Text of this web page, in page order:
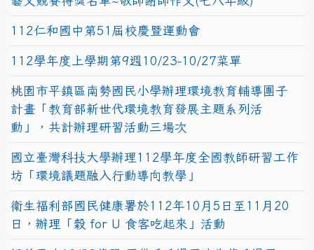
112仁和國中第51屆校慶暨運動會
112學年度上學期第9週10/23-10/27菜單
桃園市平鎮區南勢國民小學辦理環境教育輔導團子
計畫「教育部新世代環境教育發展主題系列活
動」，共計辦理研習活動三場次
國立臺灣科技大學辦理112學年度全國教師研習工作
坊「環境議題融入行動導向教學」
衛生福利部國民健康署於112年10月5日至11月20
日，辦理「穀 for U 食客吃起來」活動